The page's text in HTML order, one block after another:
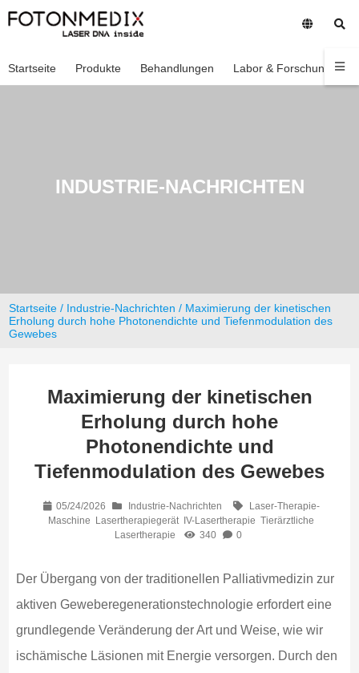
Startseite Produkte Behandlungen Labor & Forschung
INDUSTRIE-NACHRICHTEN
Startseite / Industrie-Nachrichten / Maximierung der kinetischen
Erholung durch hohe Photonendichte und Tiefenmodulation des
Gewebes
Maximierung der kinetischen
Erholung durch hohe
Photonendichte und
Tiefenmodulation des Gewebes
05/24/2026 Industrie-Nachrichten
Laser-Therapie-
Maschine Lasertherapiegerät IV-Lasertherapie Tierärztliche
Lasertherapie
340 0
Der Übergang von der traditionellen Palliativmedizin zur
aktiven Geweberegenerationstechnologie erfordert eine
grundlegende Veränderung der Art und Weise, wie wir
ischämische Läsionen mit Energie versorgen. Durch den